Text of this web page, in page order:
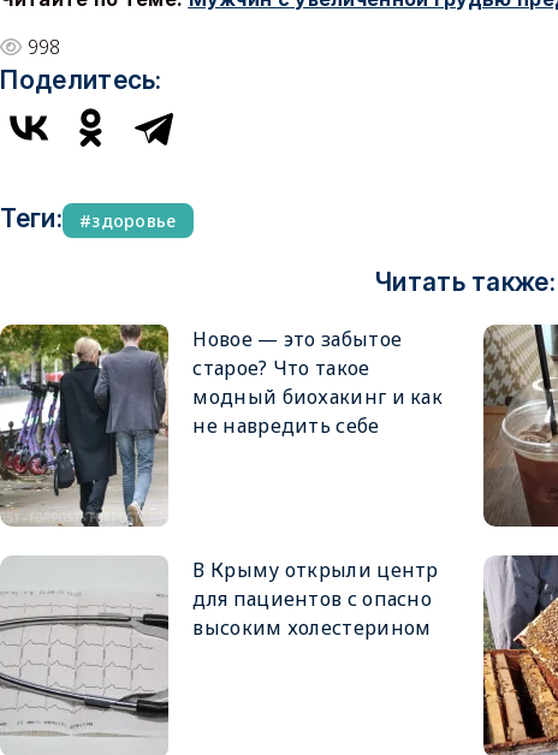
998
Поделитесь:
Теги: здоровье
Читать также:
Новое — это забытое
старое? Что такое
модный биохакинг и как
не навредить себе
В Крыму открыли центр
для пациентов с опасно
высоким холестерином